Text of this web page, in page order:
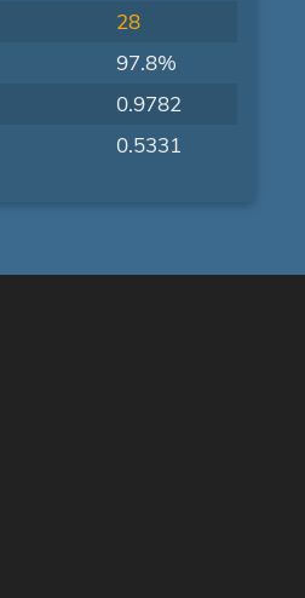
28
97.8%
0.9782
0.5331